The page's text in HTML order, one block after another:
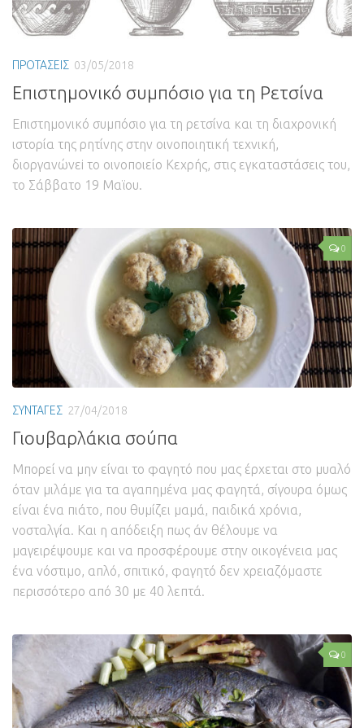
ΠΡΟΤΑΣΕΙΣ 03/05/2018
Επιστημονικό συμπόσιο για τη Ρετσίνα
Επιστημονικό συμπόσιο για τη ρετσίνα και τη διαχρονική
ιστορία της ρητίνης στην οινοποιητική τεχνική,
διοργανώνεi το οινοποιείο Κεχρής, στις εγκαταστάσεις του,
το Σάββατο 19 Μαϊου.
0
ΣΥΝΤΑΓΕΣ 27/04/2018
Γιουβαρλάκια σούπα
Μπορεί να μην είναι το φαγητό που μας έρχεται στο μυαλό
όταν μιλάμε για τα αγαπημένα μας φαγητά, σίγουρα όμως
είναι ένα πιάτο, που θυμίζει μαμά, παιδικά χρόνια,
νοσταλγία. Και η απόδειξη πως άν θέλουμε να
μαγειρέψουμε και να προσφέρουμε στην οικογένεια μας
ένα νόστιμο, απλό, σπιτικό, φαγητό δεν χρειαζόμαστε
περισσότερο από 30 με 40 λεπτά.
0